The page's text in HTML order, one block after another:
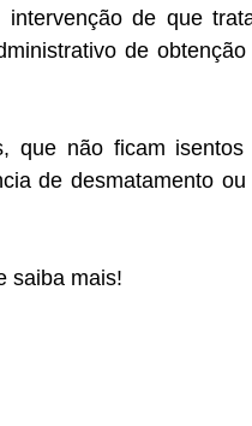
intervenção de que
de obtenção
que não ficam isentos
de desmatamento ou
saiba mais!